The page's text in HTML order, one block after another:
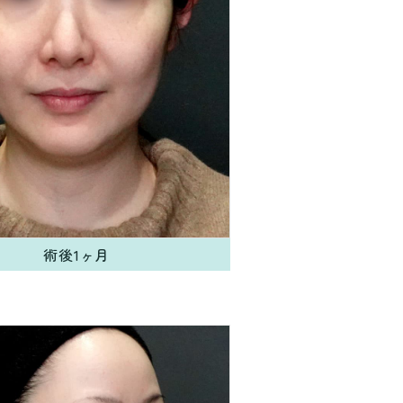
術後1ヶ月